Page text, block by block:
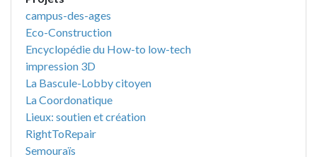
campus-des-ages
Eco-Construction
Encyclopédie du How-to low-tech
impression 3D
La Bascule-Lobby citoyen
La Coordonatique
Lieux: soutien et création
RightToRepair
Semouraïs